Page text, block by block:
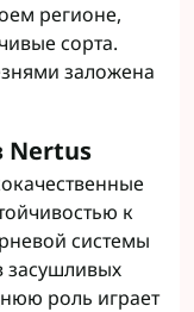
регионе,
сорта.
заложена
Nertus
к
системы
засушливых
роль играет